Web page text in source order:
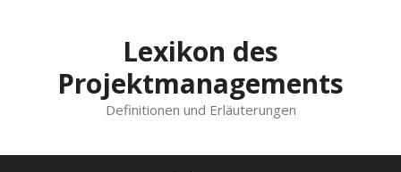
Lexikon des
Projektmanagements
Definitionen und Erläuterungen